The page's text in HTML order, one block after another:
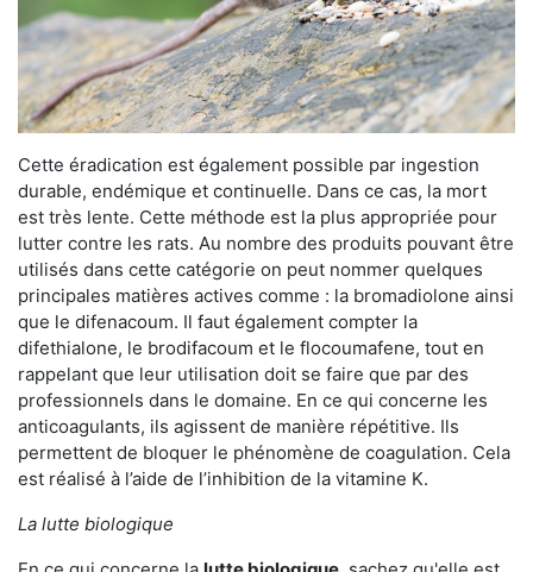
Cette éradication est également possible par ingestion
durable, endémique et continuelle. Dans ce cas, la mort
est très lente. Cette méthode est la plus appropriée pour
lutter contre les rats. Au nombre des produits pouvant être
utilisés dans cette catégorie on peut nommer quelques
principales matières actives comme : la bromadiolone ainsi
que le difenacoum. Il faut également compter la
difethialone, le brodifacoum et le flocoumafene, tout en
rappelant que leur utilisation doit se faire que par des
professionnels dans le domaine. En ce qui concerne les
anticoagulants, ils agissent de manière répétitive. Ils
permettent de bloquer le phénomène de coagulation. Cela
est réalisé à l’aide de l’inhibition de la vitamine K.
La lutte biologique